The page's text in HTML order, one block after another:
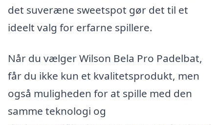
det suveræne sweetspot gør det til et
ideelt valg for erfarne spillere.
Når du vælger Wilson Bela Pro Padelbat,
får du ikke kun et kvalitetsprodukt, men
også muligheden for at spille med den
samme teknologi og